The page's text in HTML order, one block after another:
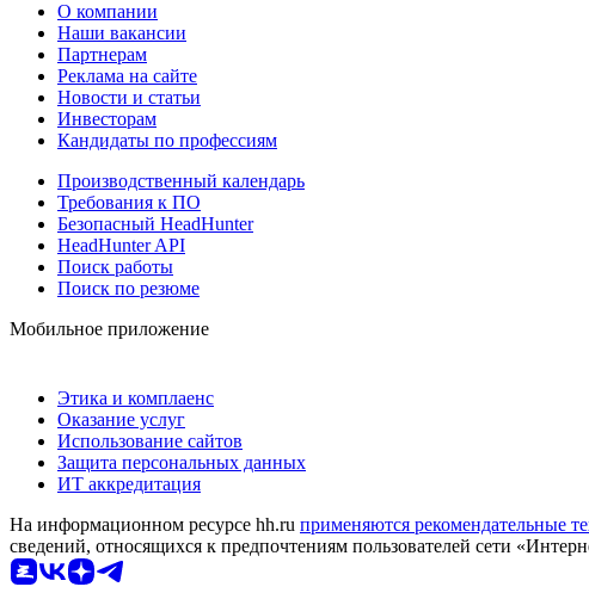
О компании
Наши вакансии
Партнерам
Реклама на сайте
Новости и статьи
Инвесторам
Кандидаты по профессиям
Производственный календарь
Требования к ПО
Безопасный HeadHunter
HeadHunter API
Поиск работы
Поиск по резюме
Мобильное приложение
Этика и комплаенс
Оказание услуг
Использование сайтов
Защита персональных данных
ИТ аккредитация
На информационном ресурсе hh.ru применяются рекомендательные
сведений, относящихся к предпочтениям пользователей сети